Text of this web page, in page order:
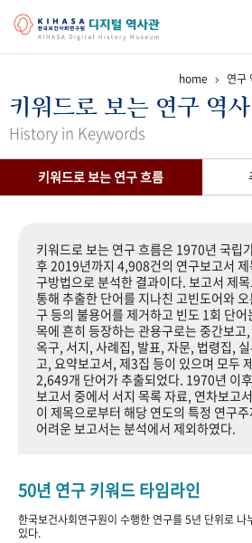
걸어온 길 기관 변천사 역대 기관장
연구 역사
기록물 아카이브
사진 아카이브 문서 기록물 행정박
+1주년 기념
성과 50선 숫자로 보는 50년 50+1주
세계와 함께 한 KIHASA
VR 역사관
home 연구
키워드로 보는 연구 역사
History in Keywords
키워드로 보는 연구 흐름
키워드로 보는 연구 흐름은 1970년 국립
후 2019년까지 4,908건의 연구보고서 제
구방법으로 분석한 결과이다. 보고서 제
통해 추출한 단어를 지나친 고빈도어와
구 등의 불용어를 제거하고 빈도 1회 단
목에 흔히 등장하는 관용구로는 중간보
옥구, 서지, 사례집, 발표, 자문, 법령집,
고, 요약보고서, 제3집 등이 있으며 모두
2,649개 단어가 추출되었다. 1970년 이
보고서 중에서 서지 목록 자료, 연차보고
이 제목으로부터 해당 연도의 특정 연구
어려운 보고서는 분석에서 제외하였다.
50년 연구 키워드 타임라인
한국보건사회연구원이 수행한 연구를 5년 단위로 나
있다.